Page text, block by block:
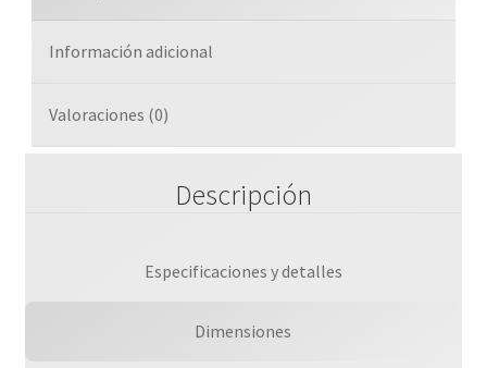
Información adicional
Valoraciones (0)
Descripción
Especificaciones y detalles
Dimensiones